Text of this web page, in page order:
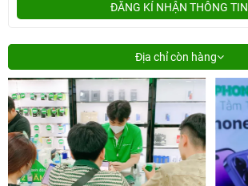
ĐĂNG KÍ NHẬN THÔNG TIN
Địa chỉ còn hàng